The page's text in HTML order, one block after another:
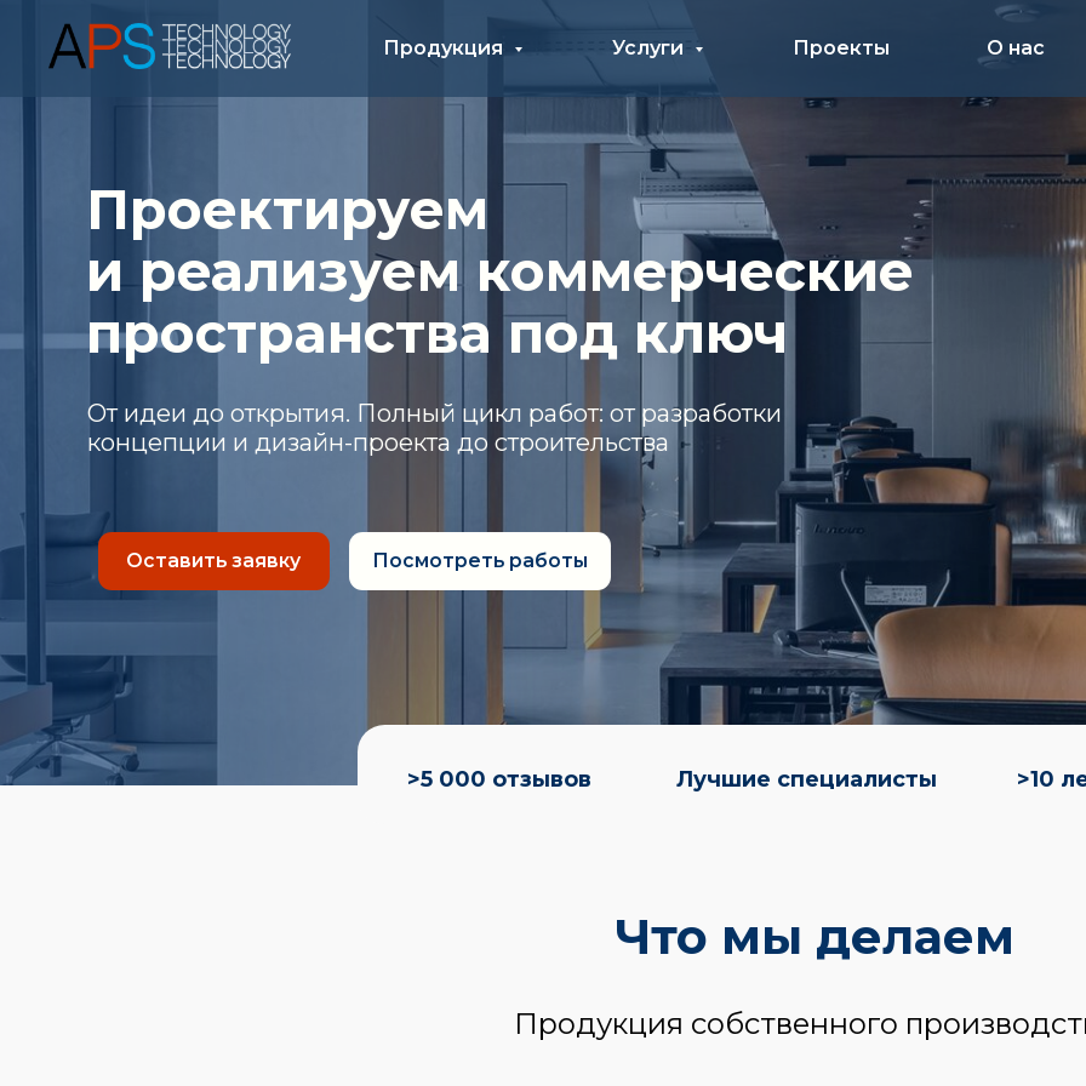
Продукция Услуги Проекты О нас
От идеи до открытия. Полный цикл работ: от разработки
Проектируем
и реализуем коммерческие
пространства под ключ
>10 лет на
Лучшие специалисты
Что мы делаем
Продукция собственного